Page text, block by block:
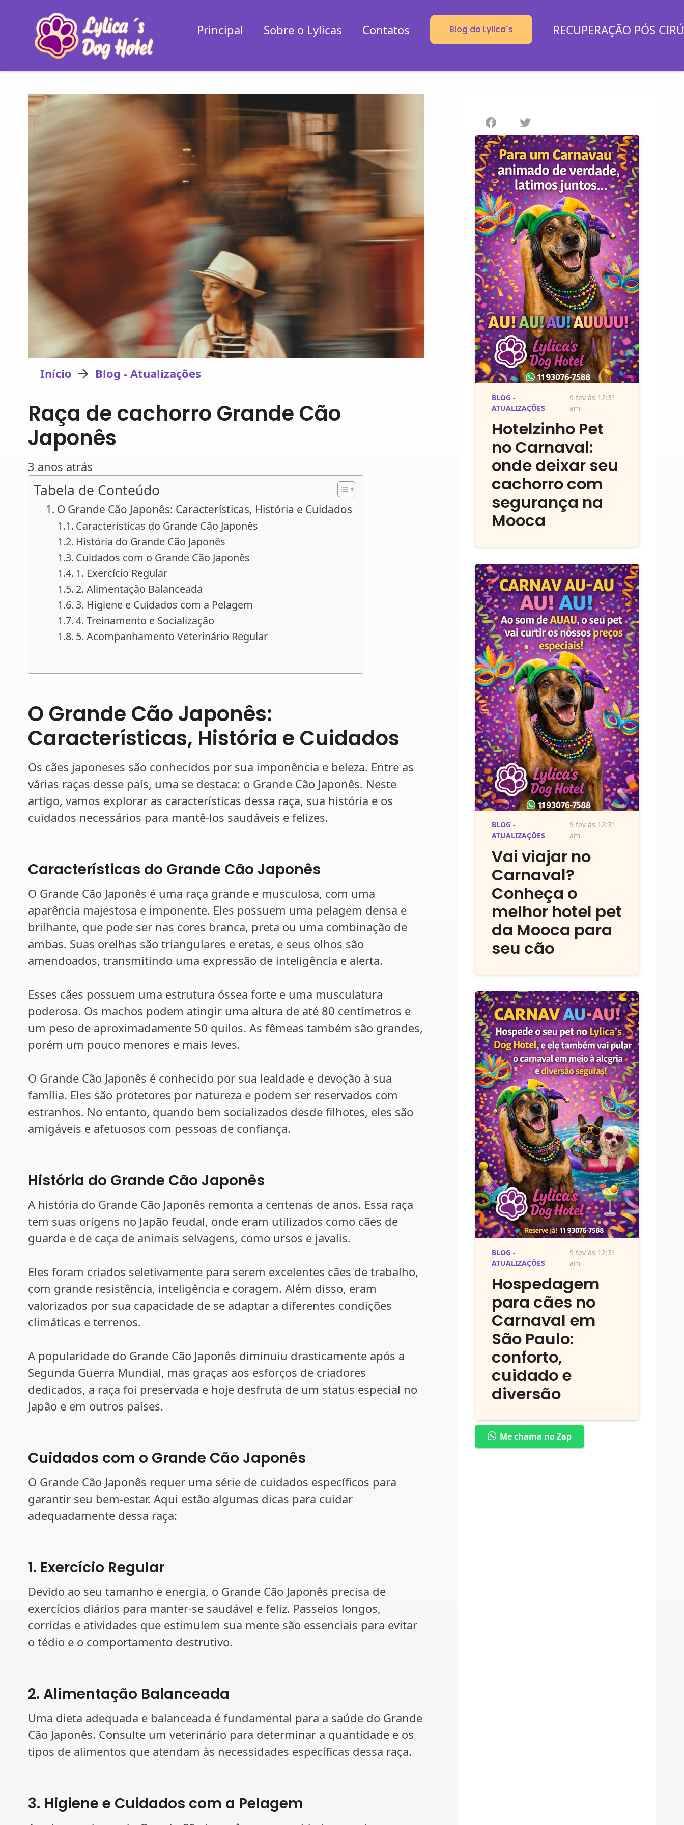
Principal Sobre o Lylicas Contatos Blog do Lylica´s RECUPERAÇÃO PÓS
Início Blog - Atualizações
Raça de cachorro Grande Cão
Japonês
3 anos atrás
Tabela de Conteúdo
O Grande Cão Japonês: Características, História e Cuidados
Características do Grande Cão Japonês
História do Grande Cão Japonês
Cuidados com o Grande Cão Japonês
1. Exercício Regular
2. Alimentação Balanceada
3. Higiene e Cuidados com a Pelagem
4. Treinamento e Socialização
5. Acompanhamento Veterinário Regular
O Grande Cão Japonês:
Características, História e Cuidados
Os cães japoneses são conhecidos por sua imponência e beleza. Entre as
várias raças desse país, uma se destaca: o Grande Cão Japonês. Neste
artigo, vamos explorar as características dessa raça, sua história e os
cuidados necessários para mantê-los saudáveis e felizes.
Características do Grande Cão Japonês
O Grande Cão Japonês é uma raça grande e musculosa, com uma
aparência majestosa e imponente. Eles possuem uma pelagem densa e
brilhante, que pode ser nas cores branca, preta ou uma combinação de
ambas. Suas orelhas são triangulares e eretas, e seus olhos são
amendoados, transmitindo uma expressão de inteligência e alerta.
Esses cães possuem uma estrutura óssea forte e uma musculatura
poderosa. Os machos podem atingir uma altura de até 80 centímetros e
um peso de aproximadamente 50 quilos. As fêmeas também são grandes,
porém um pouco menores e mais leves.
O Grande Cão Japonês é conhecido por sua lealdade e devoção à sua
família. Eles são protetores por natureza e podem ser reservados com
estranhos. No entanto, quando bem socializados desde filhotes, eles são
amigáveis e afetuosos com pessoas de confiança.
História do Grande Cão Japonês
A história do Grande Cão Japonês remonta a centenas de anos. Essa raça
tem suas origens no Japão feudal, onde eram utilizados como cães de
guarda e de caça de animais selvagens, como ursos e javalis.
Eles foram criados seletivamente para serem excelentes cães de trabalho,
com grande resistência, inteligência e coragem. Além disso, eram
valorizados por sua capacidade de se adaptar a diferentes condições
climáticas e terrenos.
A popularidade do Grande Cão Japonês diminuiu drasticamente após a
Segunda Guerra Mundial, mas graças aos esforços de criadores
dedicados, a raça foi preservada e hoje desfruta de um status especial no
Japão e em outros países.
Cuidados com o Grande Cão Japonês
O Grande Cão Japonês requer uma série de cuidados específicos para
garantir seu bem-estar. Aqui estão algumas dicas para cuidar
adequadamente dessa raça:
1. Exercício Regular
Devido ao seu tamanho e energia, o Grande Cão Japonês precisa de
exercícios diários para manter-se saudável e feliz. Passeios longos,
corridas e atividades que estimulem sua mente são essenciais para evitar
o tédio e o comportamento destrutivo.
2. Alimentação Balanceada
Uma dieta adequada e balanceada é fundamental para a saúde do Grande
Cão Japonês. Consulte um veterinário para determinar a quantidade e os
tipos de alimentos que atendam às necessidades específicas dessa raça.
3. Higiene e Cuidados com a Pelagem
BLOG -
ATUALIZAÇÕES
9 fev às 12:31
am
Hotelzinho Pet
no Carnaval:
onde deixar seu
cachorro com
segurança na
Mooca
BLOG -
ATUALIZAÇÕES
9 fev às 12:31
am
Vai viajar no
Carnaval?
Conheça o
melhor hotel pet
da Mooca para
seu cão
BLOG -
ATUALIZAÇÕES
9 fev às 12:31
am
Hospedagem
para cães no
Carnaval em
São Paulo:
conforto,
cuidado e
diversão
Me chama no Zap